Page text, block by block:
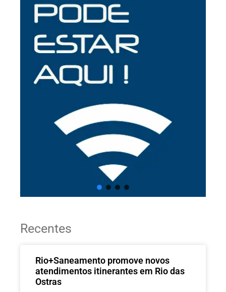
Recentes
Rio+Saneamento promove novos
atendimentos itinerantes em Rio das
Ostras